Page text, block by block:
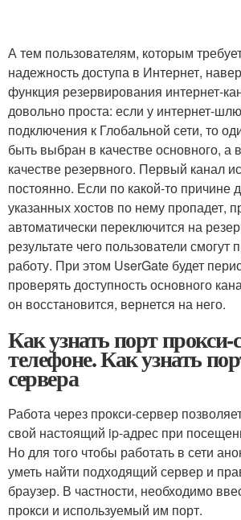
А тем пользователям, которым
надежность доступа в Интернет,
функция резервирования интернет-
довольно проста: если у интернет-
подключения к Глобальной сети, то
быть выбран в качестве основного, а
качестве резервного. Первый канал
постоянно. Если по какой-то причине
указанных хостов по нему пропадет,
автоматически переключится на
результате чего пользователи
работу. При этом UserGate будет
проверять доступность основного
он восстановится, вернется на него.
Как узнать порт прокси-
телефоне. Как узнать
сервера
Работа через прокси-сервер
свой настоящий ip-адрес при
Но для того чтобы работать в сети
уметь найти подходящий сервер и
браузер. В частности, необходимо
прокси и используемый им порт.